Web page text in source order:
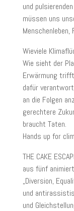
und
müssen uns
Wieviele
Wie sieht der
Erwärmung
dafür
an die Folgen
gerechtere
braucht Taten.
Hands up for
THE CAKE
aus fünf
„Diversion,
und
und